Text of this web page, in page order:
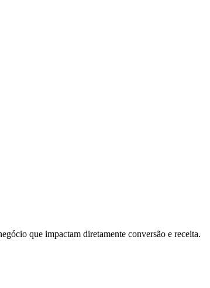
que impactam diretamente conversão e receita.